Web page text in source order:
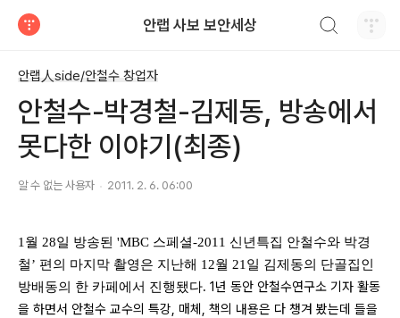
안랩 사보 보안세상
안랩人side/안철수 창업자
안철수-박경철-김제동, 방송에서
못다한 이야기(최종)
알 수 없는 사용자 2011. 2. 6. 06:00
1월 28일 방송된 'MBC 스페셜-2011 신년특집 안철수와 박경
철’ 편의 마지막 촬영은 지 난해 12월 21일 김제동의 단골집인
방배동의 한 카페에서 진행됐다. 1년 동안 안철수연구소 기자 활동
을 하면서 안철수 교수의 특강, 매체, 책의 내용은 다 챙겨 봤는데 들을